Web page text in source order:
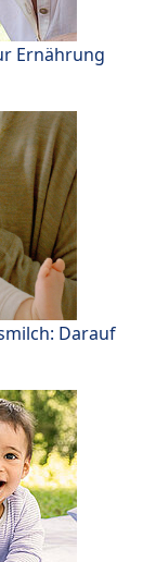
Ernährung
Darauf